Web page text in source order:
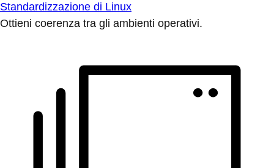
Standardizzazione di Linux
Ottieni coerenza tra gli ambienti operativi.